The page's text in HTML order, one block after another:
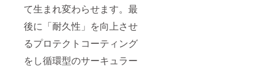
て生まれ変わらせます。最
後に「耐久性」を向上させ
るプロテクトコーティング
をし循環型のサーキュラー